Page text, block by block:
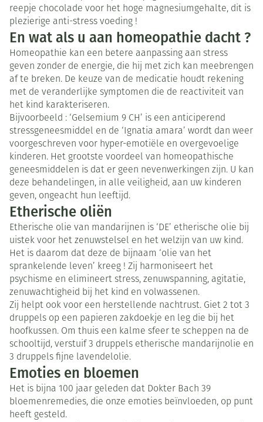
reepje chocolade voor het hoge magnesiumgehalte, dit is
plezierige anti-stress voeding !
En wat als u aan homeopathie dacht ?
Homeopathie kan een betere aanpassing aan stress
geven zonder de energie, die hij met zich kan meebrengen
af te breken. De keuze van de medicatie houdt rekening
met de veranderlijke symptomen die de reactiviteit van
het kind karakteriseren.
Bijvoorbeeld : ‘Gelsemium 9 CH’ is een anticiperend
stressgeneesmiddel en de ‘Ignatia amara’ wordt dan weer
voorgeschreven voor hyper-emotiële en overgevoelige
kinderen. Het grootste voordeel van homeopathische
geneesmiddelen is dat er geen nevenwerkingen zijn. U kan
deze behandelingen, in alle veiligheid, aan uw kinderen
geven, ongeacht hun leeftijd.
Etherische oliën
Etherische olie van mandarijnen is ‘DE’ etherische olie bij
uistek voor het zenuwstelsel en het welzijn van uw kind.
Het is daarom dat deze de bijnaam ‘olie van het
sprankelende leven’ kreeg ! Zij harmoniseert het
psychisme en elimineert stress, zenuwspanning, agitatie,
zenuwachtigheid bij het kind en volwassenen.
Zij helpt ook voor een herstellende nachtrust. Giet 2 tot 3
druppels op een papieren zakdoekje en leg die bij het
hoofkussen. Om thuis een kalme sfeer te scheppen na de
schooltijd, verstuif 3 druppels etherische mandarijnolie en
3 druppels fijne lavendelolie.
Emoties en bloemen
Het is bijna 100 jaar geleden dat Dokter Bach 39
bloemenremedies, die onze emoties beïnvloeden, op punt
heeft gesteld.